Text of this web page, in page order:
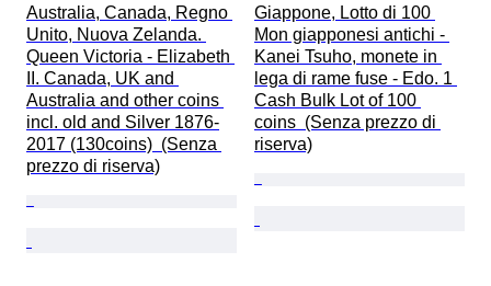
Australia, Canada, Regno
Unito, Nuova Zelanda.
Queen Victoria - Elizabeth
II. Canada, UK and
Australia and other coins
incl. old and Silver 1876-
2017 (130coins)  (Senza
prezzo di riserva)
Giappone, Lotto di 100
Mon giapponesi antichi -
Kanei Tsuho, monete in
lega di rame fuse - Edo. 1
Cash Bulk Lot of 100
coins  (Senza prezzo di
riserva)